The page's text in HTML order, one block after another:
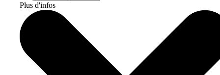
Plus d'infos